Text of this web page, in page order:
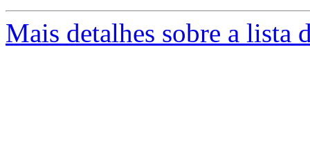
Mais detalhes sobre a lista